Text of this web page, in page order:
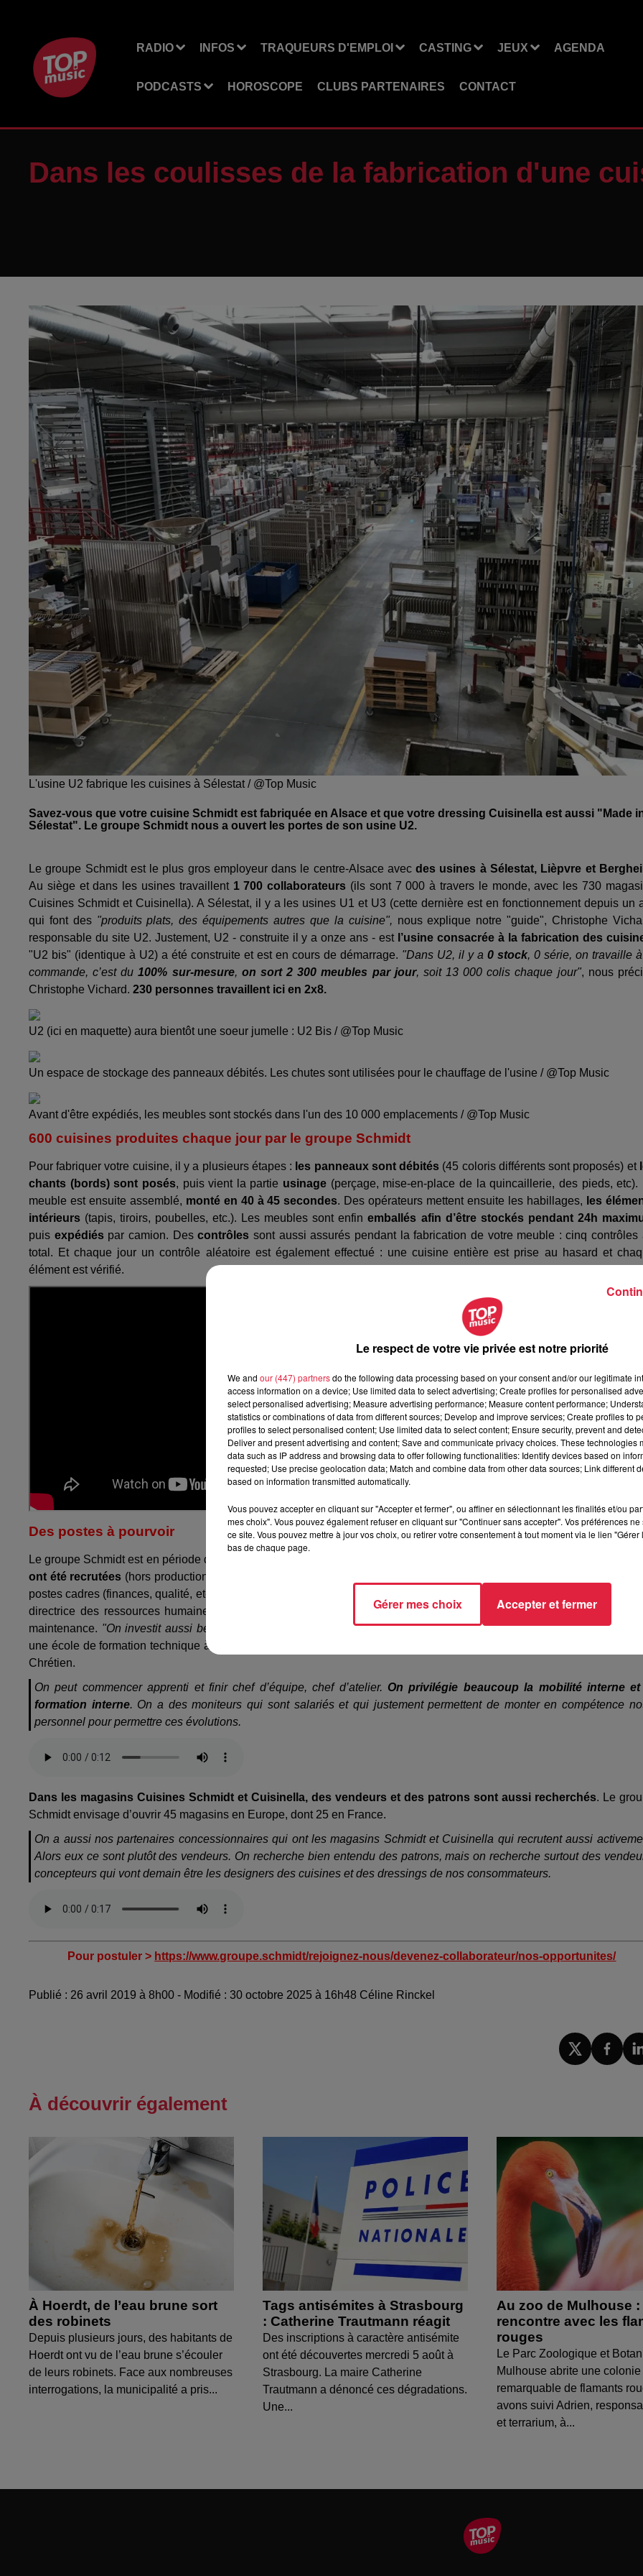
RADIO INFOS TRAQUEURS D'EMPLOI CASTING JEUX AGENDA
PODCASTS HOROSCOPE CLUBS PARTENAIRES CONTACT
Dans les coulisses de la fabrication d'une
L'usine U2 fabrique les cuisines à Sélestat / @Top Music
Savez-vous que votre cuisine Schmidt est fabriquée en Alsace et que votre dressing Cuisinella est aussi "Made
Sélestat". Le groupe Schmidt nous a ouvert les portes de son usine U2.
Le groupe Schmidt est le plus gros employeur dans le centre-Alsace avecdes usines à Sélestat, Lièpvre et
Au siège et dans les usines travaillent 1 700 collaborateurs (ils sont 7 000 à travers le monde, avec les 730
Cuisines Schmidt et Cuisinella). A Sélestat, il y a les usines U1 et U3 (cette dernière est en fonctionnement depuis un
qui font des "produits plats, des équipements autres que la cuisine", nous explique notre "guide", Christophe
responsable du site U2. Justement, U2 - construite il y a onze ans - est l’usine consacrée à la fabrication des
"U2 bis" (identique à U2) a été construite et est en cours de démarrage. "Dans U2, il y a 0 stock, 0 série, on travaille
commande, c’est du100% sur-mesure, on sort 2 300 meubles par jour, soit 13 000 colis chaque jour", nous
Christophe Vichard. 230 personnes travaillent ici en 2x8.
U2 (ici en maquette) aura bientôt une soeur jumelle : U2 Bis / @Top Music
Un espace de stockage des panneaux débités. Les chutes sont utilisées pour le chauffage de l'usine / @Top Music
Avant d'être expédiés, les meubles sont stockés dans l'un des 10 000 emplacements / @Top Music
600 cuisines produites chaque jour par le groupe Schmidt
Pour fabriquer votre cuisine, il y a plusieurs étapes : les panneaux sont débités (45 coloris différents sont proposés) et
chants (bords) sont posés, puis vient la partie usinage (perçage, mise-en-place de la quincaillerie, des pieds, etc).
meuble est ensuite assemblé, monté en 40 à 45 secondes. Des opérateurs mettent ensuite les habillages, les
intérieurs (tapis, tiroirs, poubelles, etc.). Les meubles sont enfinemballés afin d’être stockés pendant 24h
puis expédiéspar camion. Descontrôles sont aussi assurés pendant la fabrication de votre meuble : cinq contrôles
total. Et chaque jour un contrôle aléatoire est également effectué : une cuisine entière est prise au hasard et
élément est vérifié.
Des postes à pourvoir
Le groupe Schmidt est en période de croissance : toujours plus de meubles doivent être fabriqués.
ont été recrutées (hors production).
postes cadres (finances, qualité, etc.).
directrice des ressources humaines. Un after-work / job-dating est d’ailleurs organisé le 17 mai pour les métiers de
maintenance. "On investit aussi beaucoup dans la formation (
Schmidt a une école de vente à Sainte-Croix-aux-Mines
une école de formation technique à Sélestat
Chrétien.
On peut commencer apprenti et finir chef d’équipe, chef d’atelier. On privilégie beaucoup la mobilité interne et
formation interne. On a des moniteurs qui sont salariés et qui justement permettent de monter en compétence
personnel pour permettre ces évolutions.
Dans les magasins Cuisines Schmidt et Cuisinella, des vendeurs et des patrons sont aussi recherchés. Le
Schmidt envisage d’ouvrir 45 magasins en Europe, dont 25 en France.
On a aussi nos partenaires concessionnaires qui ont les magasins Schmidt et Cuisinella qui recrutent aussi
Alors eux ce sont plutôt des vendeurs. On recherche bien entendu des patrons, mais on recherche surtout des
concepteurs qui vont demain être les designers des cuisines et des dressings de nos consommateurs.
Pour postuler > https://www.groupe.schmidt/rejoignez-nous/devenez-collaborateur/nos-opportunites/
Publié : 26 avril 2019 à 8h00 - Modifié : 30 octobre 2025 à 16h48 Céline Rinckel
À découvrir également
À Hoerdt, de l’eau brune sort
des robinets
Depuis plusieurs jours, des habitants de
Hoerdt ont vu de l’eau brune s’écouler
de leurs robinets. Face aux nombreuses
interrogations, la municipalité a pris...
Tags antisémites à Strasbourg
: Catherine Trautmann réagit
Des inscriptions à caractère antisémite
ont été découvertes mercredi 5 août à
Strasbourg. La maire Catherine
Trautmann a dénoncé ces dégradations.
Une...
Au zoo de Mulhouse :
rencontre avec les
rouges
Le Parc Zoologique et
Mulhouse abrite une colonie
remarquable de flamants
avons suivi Adrien,
et terrarium, à...
Le respect de votre vie privée est notre priorité
We and our (447) partnersdo the following data processing based on your consent and/or our legitimate
access information on a device; Use limited data to select advertising; Create profiles for personalised
select personalised advertising; Measure advertising performance; Measure content performance;
statistics or combinations of data from different sources; Develop and improve services; Create profiles to
profiles to select personalised content; Use limited data to select content; Ensure security, prevent and
Deliver and present advertising and content; Save and communicate privacy choices. These technologies
data such as IP address and browsing data to offer following functionalities: Identify devices based on
requested; Use precise geolocation data; Match and combine data from other data sources; Link different
based on information transmitted automatically.
Vous pouvez accepter en cliquant sur "Accepter et fermer", ou affiner en sélectionnant les finalités et/ou
mes choix". Vous pouvez également refuser en cliquant sur "Continuer sans accepter". Vos préférences
ce site. Vous pouvez mettre à jour vos choix, ou retirer votre consentement à tout moment via le lien
bas de chaque page.
Gérer mes choix Accepter et fermer